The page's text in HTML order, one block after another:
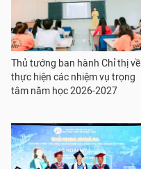
Thủ tướng ban hành Chỉ thị về
thực hiện các nhiệm vụ trọng
tâm năm học 2026-2027